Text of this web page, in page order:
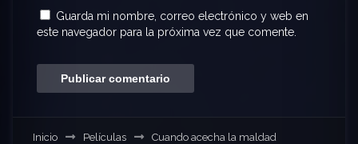
Guarda mi nombre, correo electrónico y web en
este navegador para la próxima vez que comente.
Inicio Películas Cuando acecha la maldad